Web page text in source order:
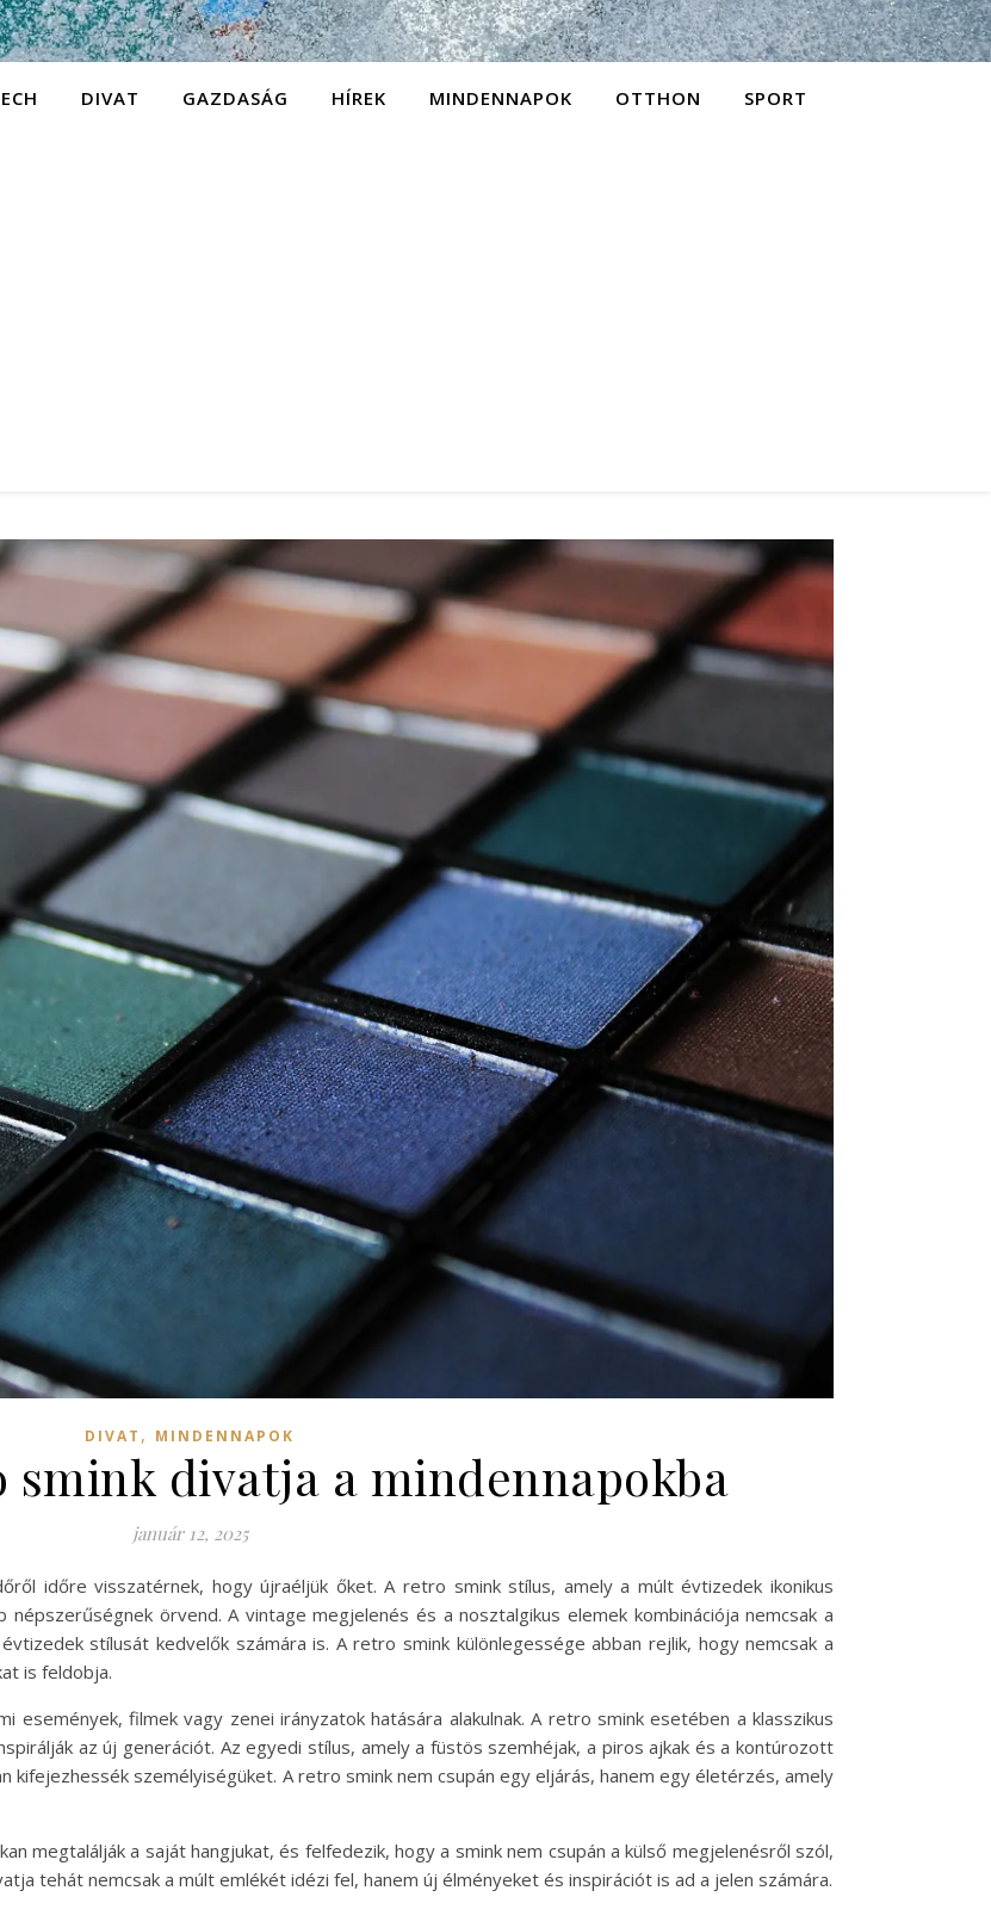
DIVAT GAZDASÁG HÍREK MINDENNAPOK OTTHON SPORT
DIVAT , MINDENNAPOK
smink divatja a mindennapokba
január 12, 2025
időre visszatérnek, hogy újraéljük őket. A retro smink stílus, amely a múlt évtizedek ikonikus
örvend. A vintage megjelenés és a nosztalgikus elemek kombinációja nemcsak a
stílusát kedvelők számára is. A retro smink különlegessége abban rejlik, hogy nemcsak a
is feldobja.
események, filmek vagy zenei irányzatok hatására alakulnak. A retro smink esetében a klasszikus
az új generációt. Az egyedi stílus, amely a füstös szemhéjak, a piros ajkak és a kontúrozott
kifejezhessék személyiségüket. A retro smink nem csupán egy eljárás, hanem egy életérzés, amely
megtalálják a saját hangjukat, és felfedezik, hogy a smink nem csupán a külső megjelenésről szól,
tehát nemcsak a múlt emlékét idézi fel, hanem új élményeket és inspirációt is ad a jelen számára.